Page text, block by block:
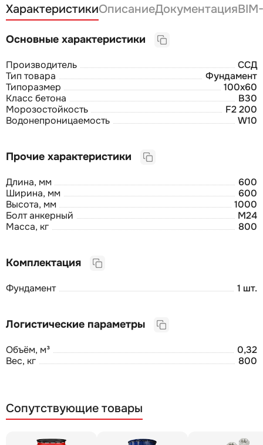
ХарактеристикиОписаниеДокументация
Основные характеристики
Производитель
ССД
Тип товара
Фундамент
Типоразмер
100х60
Класс бетона
В30
Морозостойкость
F2 200
Водонепроницаемость
W10
Прочие характеристики
Длина, мм
600
Ширина, мм
600
Высота, мм
1000
Болт анкерный
М24
Масса, кг
800
Комплектация
Фундамент 1 шт.
Логистические параметры
Объём, м³
0,32
Вес, кг
800
Сопутствующие товары